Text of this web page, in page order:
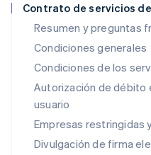
Contrato de servicios
Resumen y preguntas
Condiciones generales
Condiciones de los
Autorización de débito
usuario
Empresas restringidas
Divulgación de firma
English
Italia
ItalianoEnglish
Japón
日本語English
Letonia
English
Liechtenstein
DeutschEnglish
Lituania